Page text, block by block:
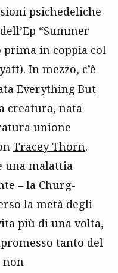
psichedeliche
“Summer
prima in coppia col
). In mezzo, c’è
Everything But
creatura, nata
unione
Tracey Thorn.
una malattia
– la Churg-
la metà degli
più di una volta,
tanto del
non